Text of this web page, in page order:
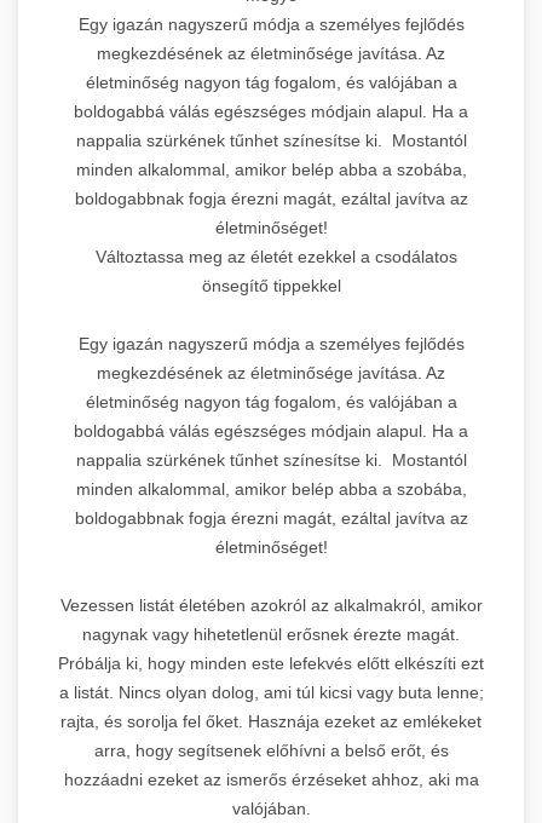
Egy igazán nagyszerű módja a személyes fejlődés
megkezdésének az életminősége javítása. Az
életminőség nagyon tág fogalom, és valójában a
boldogabbá válás egészséges módjain alapul. Ha a
nappalia szürkének tűnhet színesítse ki. Mostantól
minden alkalommal, amikor belép abba a szobába,
boldogabbnak fogja érezni magát, ezáltal javítva az
életminőséget!
Változtassa meg az életét ezekkel a csodálatos
önsegítő tippekkel
Egy igazán nagyszerű módja a személyes fejlődés
megkezdésének az életminősége javítása. Az
életminőség nagyon tág fogalom, és valójában a
boldogabbá válás egészséges módjain alapul. Ha a
nappalia szürkének tűnhet színesítse ki. Mostantól
minden alkalommal, amikor belép abba a szobába,
boldogabbnak fogja érezni magát, ezáltal javítva az
életminőséget!
Vezessen listát életében azokról az alkalmakról, amikor
nagynak vagy hihetetlenül erősnek érezte magát.
Próbálja ki, hogy minden este lefekvés előtt elkészíti ezt
a listát. Nincs olyan dolog, ami túl kicsi vagy buta lenne;
rajta, és sorolja fel őket. Hasznája ezeket az emlékeket
arra, hogy segítsenek előhívni a belső erőt, és
hozzáadni ezeket az ismerős érzéseket ahhoz, aki ma
valójában.